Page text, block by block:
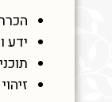
ידע